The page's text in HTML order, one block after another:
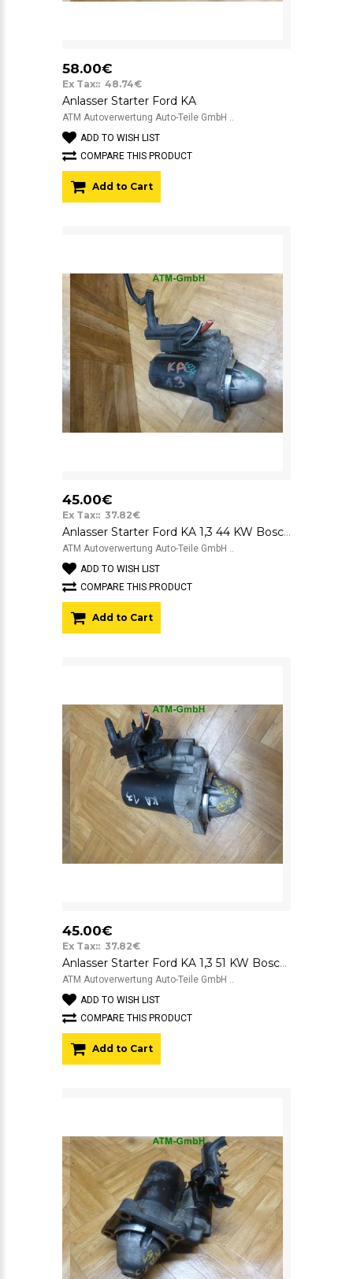
58.00€
Ex Tax:: 48.74€
Anlasser Starter Ford KA
ATM Autoverwertung Auto-Teile GmbH ..
ADD TO WISH LIST
COMPARE THIS PRODUCT
Add to Cart
45.00€
Ex Tax:: 37.82€
Anlasser Starter Ford KA 1,3 44 KW Bosch 12v 2S6U11000DB
ATM Autoverwertung Auto-Teile GmbH ..
ADD TO WISH LIST
COMPARE THIS PRODUCT
Add to Cart
45.00€
Ex Tax:: 37.82€
Anlasser Starter Ford KA 1,3 51 KW Bosch 12v 0001107418 2S6U11000DB
ATM Autoverwertung Auto-Teile GmbH ..
ADD TO WISH LIST
COMPARE THIS PRODUCT
Add to Cart